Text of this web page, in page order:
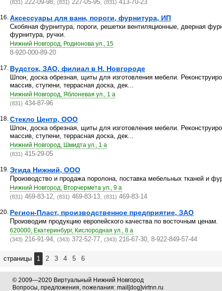
(831) 222-09-98, (831) 227-05-95, (831) 413-70-23
16. Аксессуары для ванн, пороги, фурнитура, ИП
Скобяная фурнитура, пороги, решетки вентиляционные, дверная
фурнитура, ручки.
Нижний Новгород, Родионова ул., 15
8-920-000-89-20
17. Вудсток, ЗАО, филиал в Н. Новгороде
Шпон, доска обрезная, щиты для изготовления мебели.
массив, ступени, террасная доска, дек...
Нижний Новгород, Яблоневая ул., 1 а
(831) 434-87-96
18. Стекло Центр, ООО
Шпон, доска обрезная, щиты для изготовления мебели.
массив, ступени, террасная доска, дек...
Нижний Новгород, Шмидта ул., 1 а
(831) 415-29-05
19. Эгида Нижний, ООО
Производство и продажа поролона, поставка мебельных тканей и
Нижний Новгород, Вторчермета ул., 9 а
(831) 469-83-12, (831) 469-83-13, (831) 469-83-14
20. Регион-Пласт, производственное предприятие, ЗАО
Производим продукцию европейского качества по восточным ценам.
620000, Екатеринбург, Кислородная ул., 8 а
(343) 216-91-94, (343) 372-52-77, (343) 216-67-30, 8-922-849-57-44
страницы 1 2 3 4 5 6
© 2009—2020 Виртуальный Нижний Новгород
Вопросы, предложения, пожелания: mail[dog]virtnn.ru